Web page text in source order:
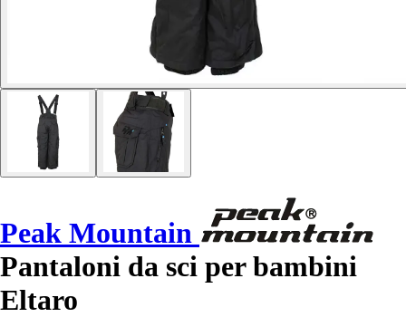
Peak Mountain
Pantaloni da sci per bambini
Eltaro